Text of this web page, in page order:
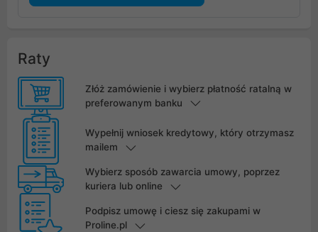
Raty
Złóż zamówienie i wybierz płatność ratalną w
preferowanym banku
Wypełnij wniosek kredytowy, który otrzymasz
mailem
Wybierz sposób zawarcia umowy, poprzez
kuriera lub online
Podpisz umowę i ciesz się zakupami w
Proline.pl